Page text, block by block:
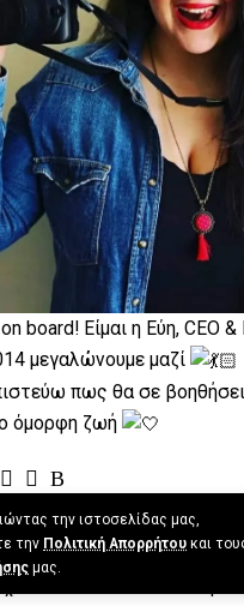
την ιστοσελίδας μας,
την Πολιτική Απορρήτου και
μας.
board! Είμαι η Εύη, CEO
μεγαλώνουμε μαζί
πως θα σε
όμορφη ζωή